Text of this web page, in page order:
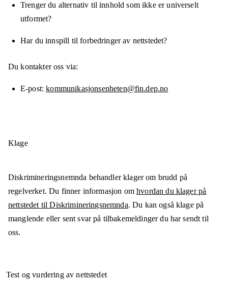
Trenger du alternativ til innhold som ikke er universelt
utformet?
Har du innspill til forbedringer av nettstedet?
Du kontakter oss via:
E-post kommunikasjonsenheten@fin.dep.no
Klage
Diskrimineringsnemnda behandler klager om brudd på
regelverket. Du finner informasjon omhvordan du klager på
nettstedet til Diskrimineringsnemnda. Du kan også klage på
manglende eller sent svar på tilbakemeldinger du har sendt til
oss.
Test og vurdering av nettstedet